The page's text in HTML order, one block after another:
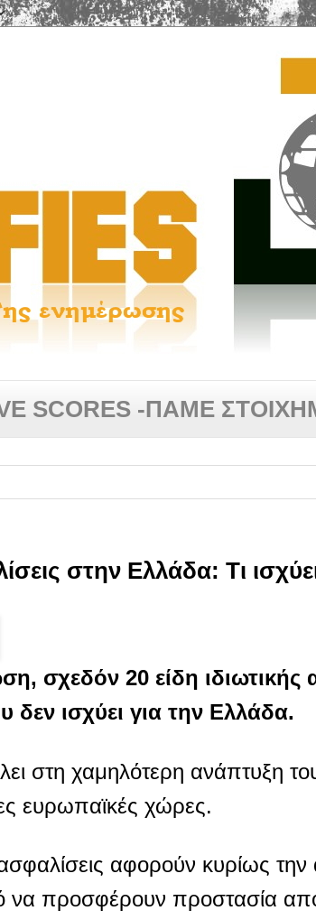
SCORES -ΠΑΜΕ
στην Ελλάδα: Τι
σχεδόν 20 είδη ιδιωτικής
δεν ισχύει για την Ελλάδα.
στη χαμηλότερη ανάπτυξη
ευρωπαϊκές χώρες.
αφορούν κυρίως την
να προσφέρουν προστασία από